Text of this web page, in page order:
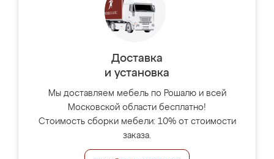
Доставка
и установка
Мы доставляем мебель по Рошалю и всей
Московской области бесплатно!
Стоимость сборки мебели: 10% от стоимости
заказа.